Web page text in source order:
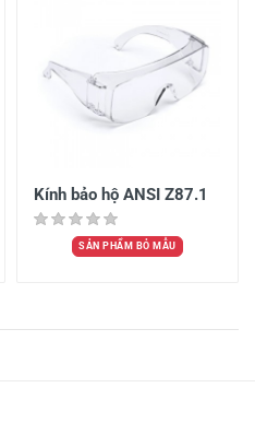
Kính bảo hộ ANSI Z87.1
SẢN PHẨM BỎ MẪU